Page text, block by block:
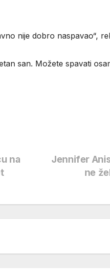
nije dobro naspavao“,
san. Možete spavati
Jennifer
ne
na